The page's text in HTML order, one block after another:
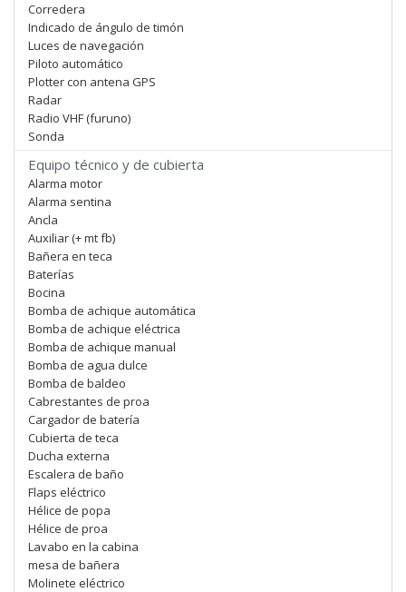
Corredera
Indicado de ángulo de timón
Luces de navegación
Piloto automático
Plotter con antena GPS
Radar
Radio VHF (furuno)
Sonda
Equipo técnico y de cubierta
Alarma motor
Alarma sentina
Ancla
Auxiliar (+ mt fb)
Bañera en teca
Baterías
Bocina
Bomba de achique automática
Bomba de achique eléctrica
Bomba de achique manual
Bomba de agua dulce
Bomba de baldeo
Cabrestantes de proa
Cargador de batería
Cubierta de teca
Ducha externa
Escalera de baño
Flaps eléctrico
Hélice de popa
Hélice de proa
Lavabo en la cabina
mesa de bañera
Molinete eléctrico